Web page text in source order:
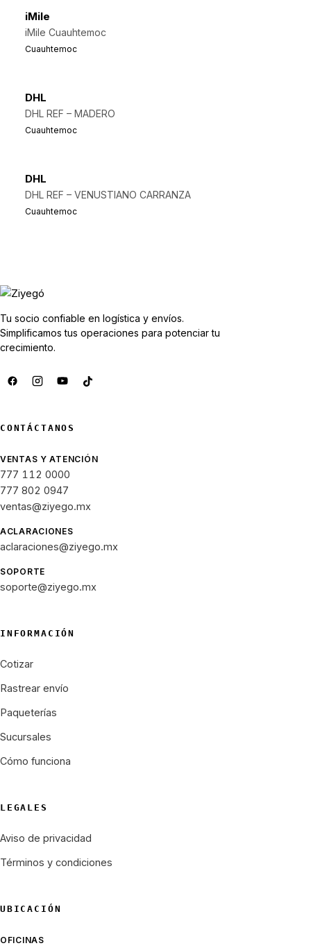
iMile
iMile Cuauhtemoc
Cuauhtemoc
DHL
DHL REF – MADERO
Cuauhtemoc
DHL
DHL REF – VENUSTIANO CARRANZA
Cuauhtemoc
Tu socio confiable en logística y envíos.
Simplificamos tus operaciones para potenciar tu
crecimiento.
CONTÁCTANOS
VENTAS Y ATENCIÓN
777 112 0000
777 802 0947
ventas@ziyego.mx
ACLARACIONES
aclaraciones@ziyego.mx
SOPORTE
soporte@ziyego.mx
INFORMACIÓN
Cotizar
Rastrear envío
Paqueterías
Sucursales
Cómo funciona
LEGALES
Aviso de privacidad
Términos y condiciones
UBICACIÓN
OFICINAS